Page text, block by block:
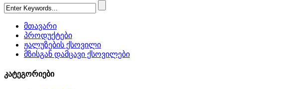
მთავარი
პროდუქტები
ჟალუზების ქსოვილი
მზისგან დამცავი ქსოვილები
კატეგორიები